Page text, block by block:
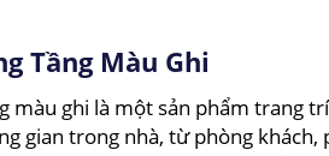
Tầng Màu Ghi
màu ghi là một sản phẩm trang
gian trong nhà, từ phòng